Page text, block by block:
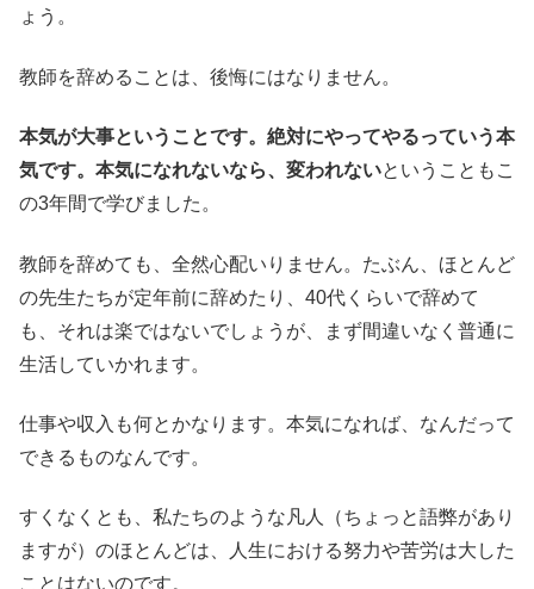
ょう。
教師を辞めることは、後悔にはなりません。
本気が大事ということです。絶対にやってやるっていう本
気です。本気になれないなら、変われないということもこ
の3年間で学びました。
教師を辞めても、全然心配いりません。たぶん、ほとんど
の先生たちが定年前に辞めたり、40代くらいで辞めて
も、それは楽ではないでしょうが、まず間違いなく普通に
生活していかれます。
仕事や収入も何とかなります。本気になれば、なんだって
できるものなんです。
すくなくとも、私たちのような凡人（ちょっと語弊があり
ますが）のほとんどは、人生における努力や苦労は大した
ことはないのです。